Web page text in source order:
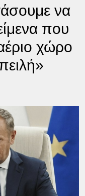
να
που
χώρο